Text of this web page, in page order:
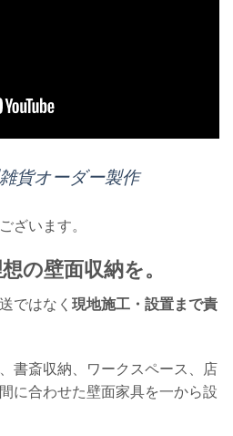
貨オーダー製作
ざいます。
の壁面収納を。
ではなく 現地施工・設置まで責
書斎収納、ワークスペース、店
に合わせた壁面家具を一から設